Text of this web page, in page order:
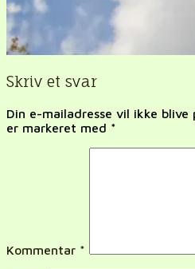
Skriv et svar
Din e-mailadresse vil ikke blive
er markeret med *
Kommentar *